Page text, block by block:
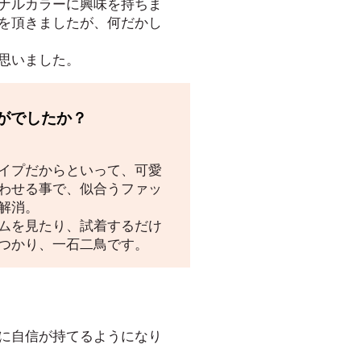
ルカラーに興味を持ちま
頂きましたが、何だかし
いました。
でしたか？
プだからといって、可愛
せる事で、似合うファッ
消。
を見たり、試着するだけ
かり、一石二鳥です。
自信が持てるようになり